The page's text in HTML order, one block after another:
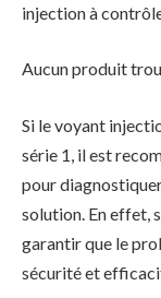
injection à
Aucun produit
Si le voyant
série 1, il est
pour
solution. En effet,
garantir que le
sécurité et